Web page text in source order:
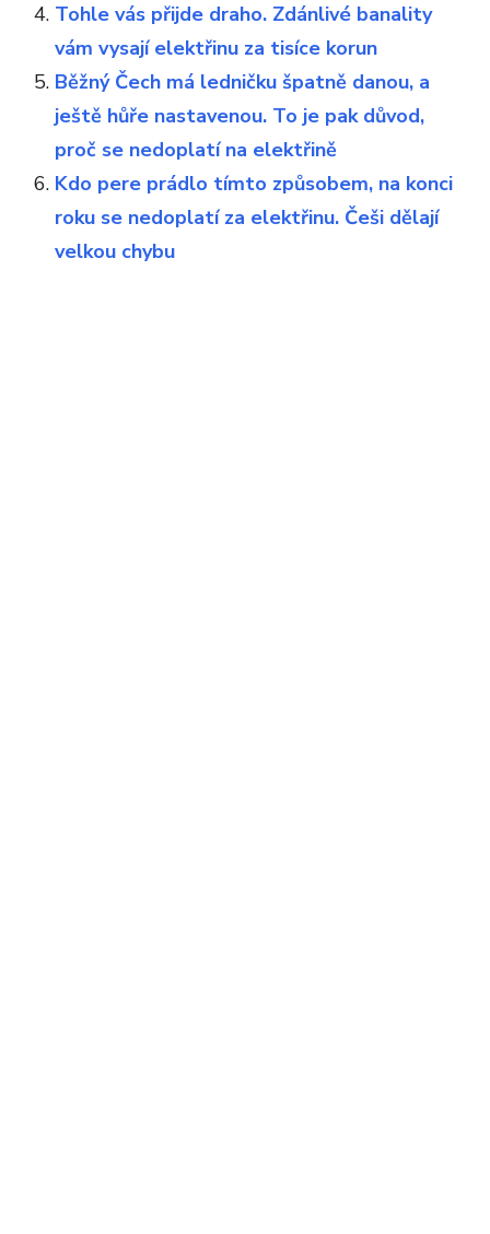
Tohle vás přijde draho. Zdánlivé banality
vám vysají elektřinu za tisíce korun
Běžný Čech má ledničku špatně danou, a
ještě hůře nastavenou. To je pak důvod,
proč se nedoplatí na elektřině
Kdo pere prádlo tímto způsobem, na konci
roku se nedoplatí za elektřinu. Češi dělají
velkou chybu